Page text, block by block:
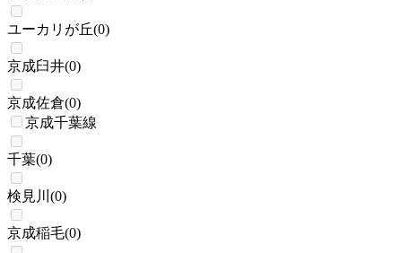
ユーカリが丘(0)
京成臼井(0)
京成佐倉(0)
京成千葉線
千葉(0)
検見川 (0)
京成稲毛(0)